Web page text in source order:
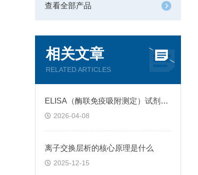
查看全部产品
相关文章
RELATED ARTICLES
ELISA（酶联免疫吸附测定）试剂盒原理类型检测方法
2026-04-08
离子交换层析的核心原理是什么
2025-12-15